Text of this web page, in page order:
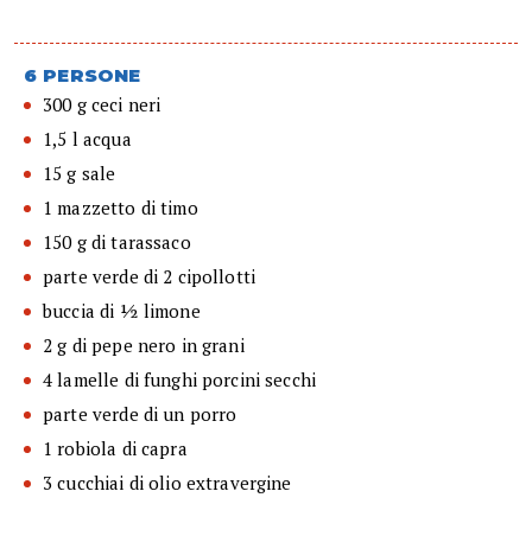
6 PERSONE
300 g ceci neri
1,5 l acqua
15 g sale
1 mazzetto di timo
150 g di tarassaco
parte verde di 2 cipollotti
buccia di ½ limone
2 g di pepe nero in grani
4 lamelle di funghi porcini secchi
parte verde di un porro
1 robiola di capra
3 cucchiai di olio extravergine